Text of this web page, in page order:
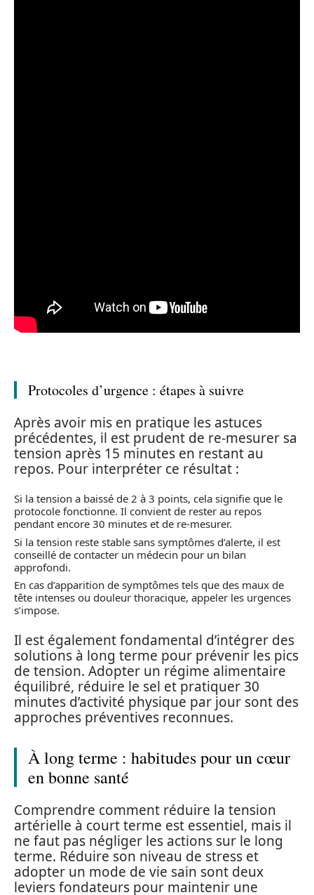
Protocoles d’urgence : étapes à suivre
Après avoir mis en pratique les astuces
précédentes, il est prudent de re-mesurer sa
tension après 15 minutes en restant au
repos. Pour interpréter ce résultat :
Si la tension a baissé de 2 à 3 points, cela signifie que le
protocole fonctionne. Il convient de rester au repos
pendant encore 30 minutes et de re-mesurer.
Si la tension reste stable sans symptômes d’alerte, il est
conseillé de contacter un médecin pour un bilan
approfondi.
En cas d’apparition de symptômes tels que des maux de
tête intenses ou douleur thoracique, appeler les urgences
s’impose.
Il est également fondamental d’intégrer des
solutions à long terme pour prévenir les pics
de tension. Adopter un régime alimentaire
équilibré, réduire le sel et pratiquer 30
minutes d’activité physique par jour sont des
approches préventives reconnues.
À long terme : habitudes pour un cœur
en bonne santé
Comprendre comment réduire la tension
artérielle à court terme est essentiel, mais il
ne faut pas négliger les actions sur le long
terme. Réduire son niveau de stress et
adopter un mode de vie sain sont deux
leviers fondateurs pour maintenir une